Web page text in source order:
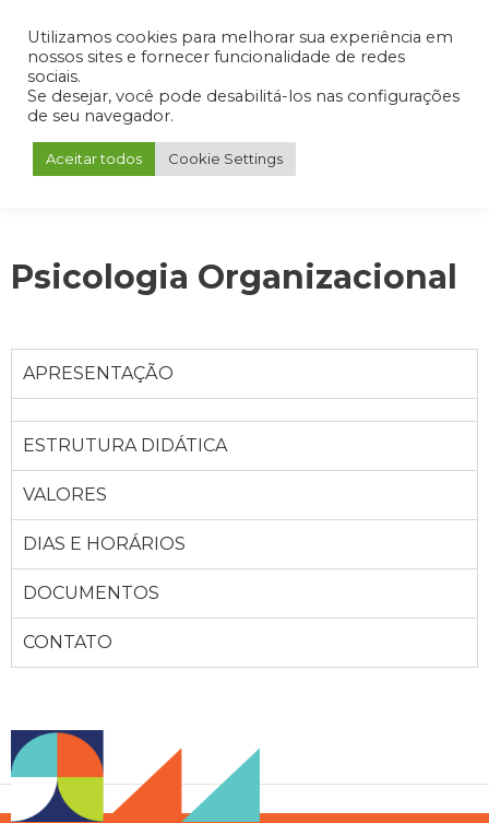
Admin Portal do Aluno Portal do Professor Portal do Coordenador
Psicologia Organizacional
APRESENTAÇÃO
ESTRUTURA DIDÁTICA
VALORES
DIAS E HORÁRIOS
DOCUMENTOS
CONTATO
Utilizamos cookies para melhorar sua experiência em
nossos sites e fornecer funcionalidade de redes
sociais.
Se desejar, você pode desabilitá-los nas configurações
de seu navegador.
Aceitar todos Cookie Settings